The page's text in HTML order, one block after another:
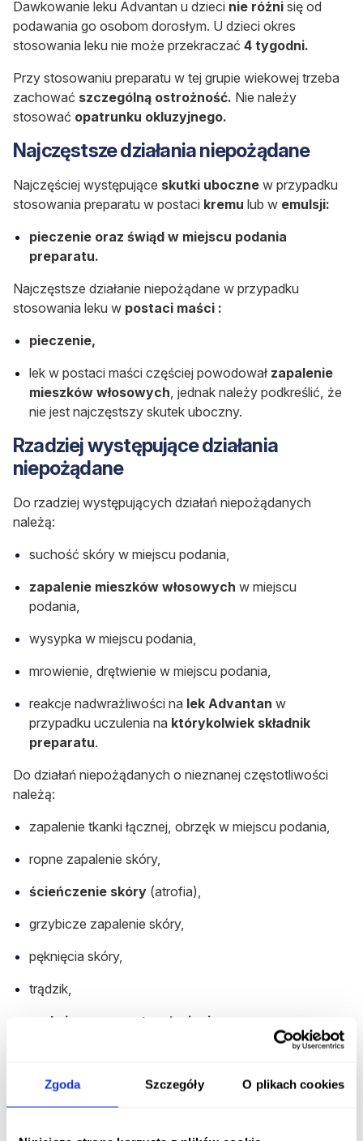
Zgoda Szczegóły O plikach cookies
Dawkowanie leku Advantan u dzieci nie różni się od
podawania go osobom dorosłym. U dzieci okres
stosowania leku nie może przekraczać 4 tygodni.
Przy stosowaniu preparatu w tej grupie wiekowej trzeba
zachować szczególną ostrożność. Nie należy
stosować opatrunku okluzyjnego.
Najczęstsze działania niepożądane
Najczęściej występujące skutki uboczne w przypadku
stosowania preparatu w postaci kremu lub w emulsji:
pieczenie oraz świąd w miejscu podania
preparatu.
Najczęstsze działanie niepożądane w przypadku
stosowania leku w postaci maści :
pieczenie,
lek w postaci maści częściej powodował zapalenie
mieszków włosowych, jednak należy podkreślić, że
nie jest najczęstszy skutek uboczny.
Rzadziej występujące działania
niepożądane
Do rzadziej występujących działań niepożądanych
należą:
suchość skóry w miejscu podania,
zapalenie mieszków włosowych w miejscu
podania,
wysypka w miejscu podania,
mrowienie, drętwienie w miejscu podania,
reakcje nadwrażliwości na lek Advantan w
przypadku uczulenia na którykolwiek składnik
preparatu.
Do działań niepożądanych o nieznanej częstotliwości
należą:
zapalenie tkanki łącznej, obrzęk w miejscu podania,
ropne zapalenie skóry,
ścieńczenie skóry (atrofia),
grzybicze zapalenie skóry,
pęknięcia skóry,
trądzik,
nadmierny wzrost owłosienia
Otrzymaj konsultację lekarską na ten lek bez